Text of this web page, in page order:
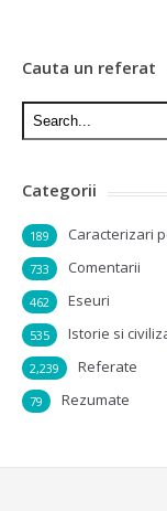
Cauta un referat
Categorii
Caracterizari
189
Comentarii
733
Eseuri
462
Istorie si
535
Referate
2,239
Rezumate
79